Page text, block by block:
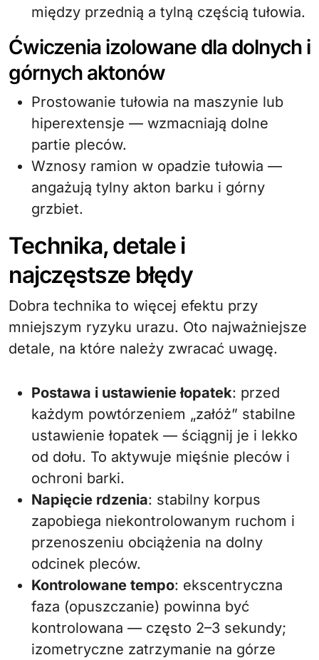
między przednią a tylną częścią tułowia.
Ćwiczenia izolowane dla dolnych i
górnych aktonów
Prostowanie tułowia na maszynie lub
hiperextensje — wzmacniają dolne
partie pleców.
Wznosy ramion w opadzie tułowia —
angażują tylny akton barku i górny
grzbiet.
Technika, detale i
najczęstsze błędy
Dobra technika to więcej efektu przy
mniejszym ryzyku urazu. Oto najważniejsze
detale, na które należy zwracać uwagę.
Postawa i ustawienie łopatek: przed
każdym powtórzeniem „załóż” stabilne
ustawienie łopatek — ściągnij je i lekko
od dołu. To aktywuje mięśnie pleców i
ochroni barki.
Napięcie rdzenia: stabilny korpus
zapobiega niekontrolowanym ruchom i
przenoszeniu obciążenia na dolny
odcinek pleców.
Kontrolowane tempo: ekscentryczna
faza (opuszczanie) powinna być
kontrolowana — często 2–3 sekundy;
izometryczne zatrzymanie na górze